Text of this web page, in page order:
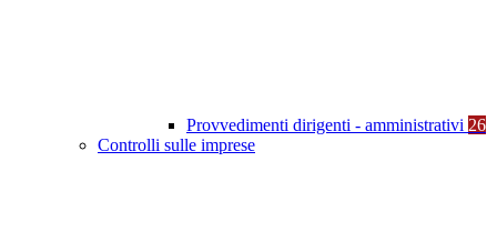
Provvedimenti dirigenti - amministrativi 26
Controlli sulle imprese